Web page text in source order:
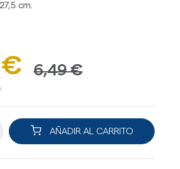
cm.
€ 6,49 €
AÑADIR AL CARRITO